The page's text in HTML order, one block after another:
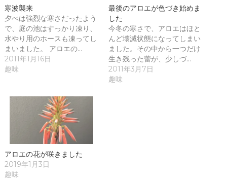
て
T
w
i
t
t
e
r
で
共
い
開
き
ま
す
k
で
共
有
す
る
に
は
し
て
く
だ
さ
い
(
新
し
い
ウ
ィ
寒波襲来
夕べは強烈な寒さだったよう
で、庭の池はすっかり凍り、
水やり用のホースも凍ってし
まいました。 アロエの…
2011年1月16日
趣味
最後のアロエが色づき始めま
した
今冬の寒さで、アロエはほと
んど壊滅状態になってしまい
ました。その中から一つだけ
生き残った蕾が、少しづ…
2011年3月7日
趣味
アロエの花が咲きました
2019年1月3日
趣味